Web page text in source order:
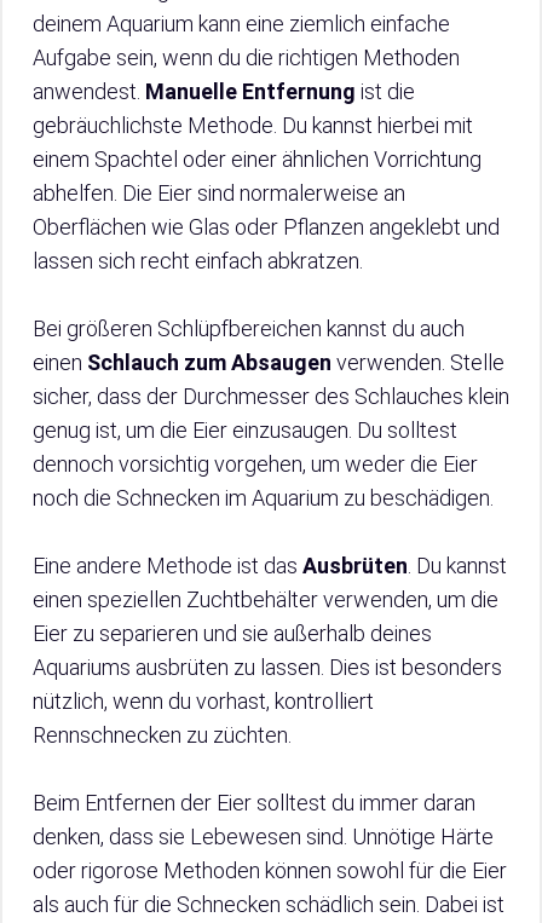
deinem Aquarium kann eine ziemlich einfache
Aufgabe sein, wenn du die richtigen Methoden
anwendest. Manuelle Entfernung ist die
gebräuchlichste Methode. Du kannst hierbei mit
einem Spachtel oder einer ähnlichen Vorrichtung
abhelfen. Die Eier sind normalerweise an
Oberflächen wie Glas oder Pflanzen angeklebt und
lassen sich recht einfach abkratzen.
Bei größeren Schlüpfbereichen kannst du auch
einen Schlauch zum Absaugen verwenden. Stelle
sicher, dass der Durchmesser des Schlauches klein
genug ist, um die Eier einzusaugen. Du solltest
dennoch vorsichtig vorgehen, um weder die Eier
noch die Schnecken im Aquarium zu beschädigen.
Eine andere Methode ist das Ausbrüten . Du kannst
einen speziellen Zuchtbehälter verwenden, um die
Eier zu separieren und sie außerhalb deines
Aquariums ausbrüten zu lassen. Dies ist besonders
nützlich, wenn du vorhast, kontrolliert
Rennschnecken zu züchten.
Beim Entfernen der Eier solltest du immer daran
denken, dass sie Lebewesen sind. Unnötige Härte
oder rigorose Methoden können sowohl für die Eier
als auch für die Schnecken schädlich sein. Dabei ist